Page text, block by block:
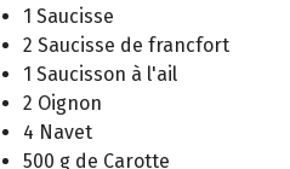
1 Saucisse
2 Saucisse de francfort
1 Saucisson à l'ail
2 Oignon
4 Navet
500 g de Carotte